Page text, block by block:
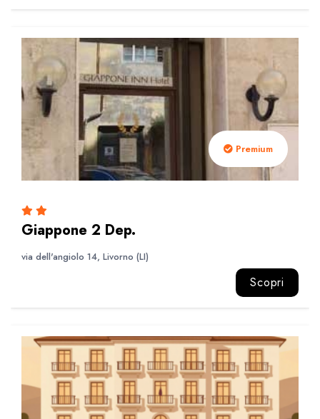
Premium
Giappone 2 Dep.
via dell'angiolo 14, Livorno (LI)
Scopri